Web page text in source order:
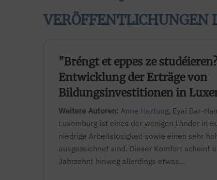
VERÖFFENTLICHUNGEN
"Bréngt et eppes ze
Entwicklung der Erträge von
Bildungsinvestitionen in
Weitere Autoren: Anne Hartung, Eyal Bar-
Luxemburg ist eines der wenigen Länder in
niedrige Arbeitslosigkeit sowie einen sehr
ausgezeichnet sind. Dieser Komfort scheint
Jahrzehnt hinweg allerdings etwas...